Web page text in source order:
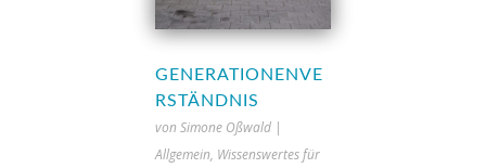
GENERATIONENVE
RSTÄNDNIS
von Simone Oßwald|
Allgemein, Wissenswertes für